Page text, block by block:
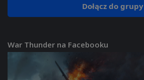
Dołącz do grupy
War Thunder na Facebooku